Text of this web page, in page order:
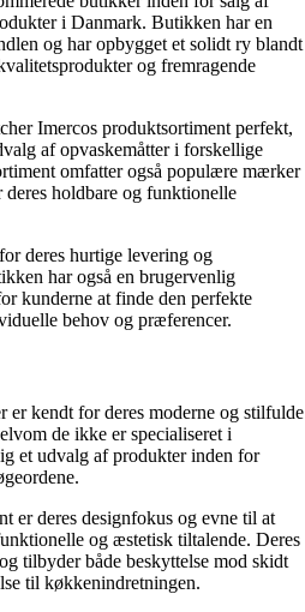
i Danmark. Butikken har en
og har opbygget et solidt ry blandt
og fremragende
Imercos produktsortiment perfekt,
af opvaskemåtter i forskellige
omfatter også populære mærker
holdbare og funktionelle
deres hurtige levering og
har også en brugervenlig
kunderne at finde den perfekte
behov og præferencer.
er kendt for deres moderne og stilfulde
de ikke er specialiseret i
et udvalg af produkter inden for
er deres designfokus og evne til at
og æstetisk tiltalende. Deres
tilbyder både beskyttelse mod skidt
til køkkenindretningen.